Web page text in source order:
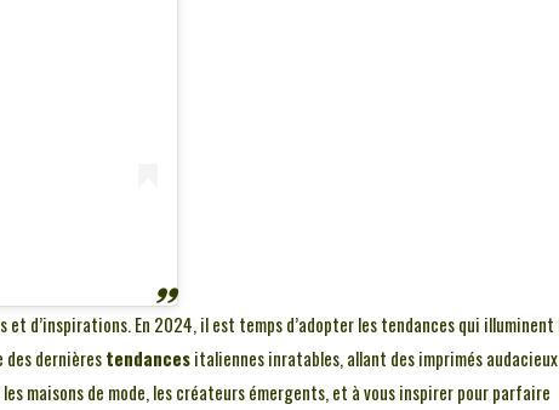
d’inspirations. En 2024, il est temps d’adopter les tendances qui illuminent
des dernièrestendancesitaliennes inratables, allant des imprimés
maisons de mode, les créateurs émergents, et à vous inspirer pour parfaire